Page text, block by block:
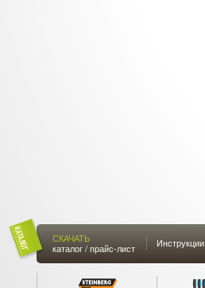
СКАЧАТЬ
каталог / прайс-лист
Инструкции